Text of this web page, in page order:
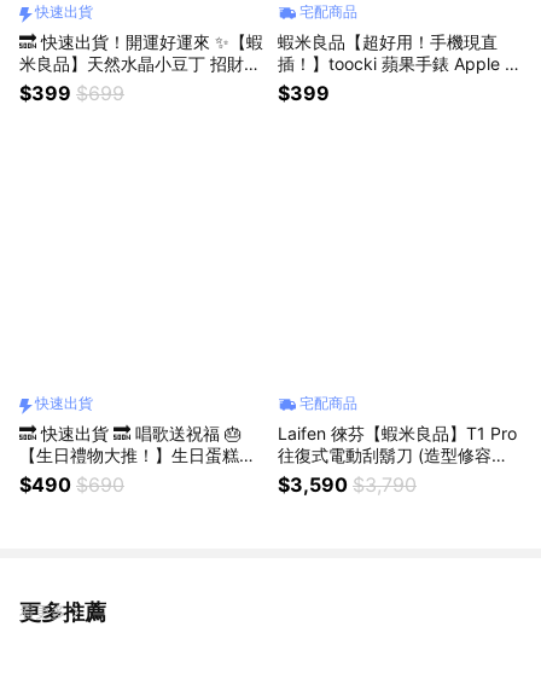
快速出貨
🔜 快速出貨！開運好運來 ✨【蝦
米良品】天然水晶小豆丁 招財開
運小禮物 辦公室小物 生日禮物
七夕情人禮物 聖誕節交換禮物 1
$399 $699
宅配商品
蝦米良品【超好用！手機現直
插！】toocki 蘋果手錶 Apple W
atch 磁吸充電 充電 充電頭 充電
器 各代均適用
$399
快速出貨
🔜 快速出貨 🔜 唱歌送祝福 🎂
【生日禮物大推！】生日蛋糕小
夜燈 2in1 手機支架蠟燭 慶生 床
頭燈 臥室氛圍燈 情人節禮物 交
$490 $690
宅配商品
Laifen 徠芬【蝦米良品】T1 Pro
往復式電動刮鬍刀 (造型修容套
組) 鋁合金 智慧感應馬達 輕巧便
攜 Type-C快充 電鬍刀 全機防水
$3,590 $3,790
更多推薦
看更多